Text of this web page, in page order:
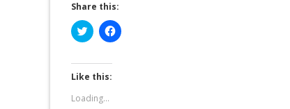
Share this:
Click
to
Twitter
(Opens
in
new
window)
Click
to
Like this:
Loading...